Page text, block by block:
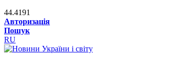
44.4191
Авторизація
Пошук
RU